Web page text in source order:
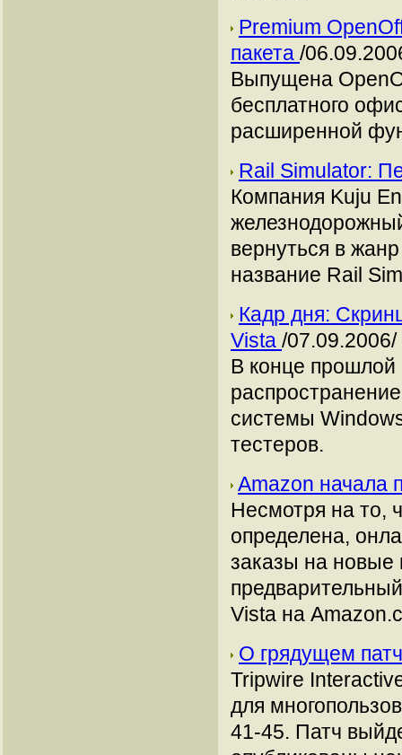
Premium
пакета /
Выпущена
бесплатного
расширенной
Rail Simulator:
Компания Kuju
вернуться в
название Rail
Кадр дня:
Vista /07.09.2006/
В конце прошлой
системы
тестеров.
Amazon начала
Несмотря на то,
определена,
заказы на новые
Vista на
О грядущем
Tripwire
для
41-45. Патч